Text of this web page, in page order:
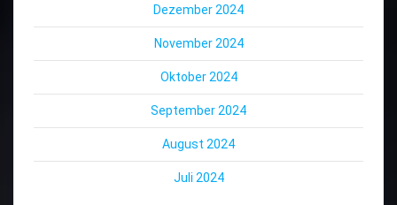
Dezember 2024
November 2024
Oktober 2024
September 2024
August 2024
Juli 2024